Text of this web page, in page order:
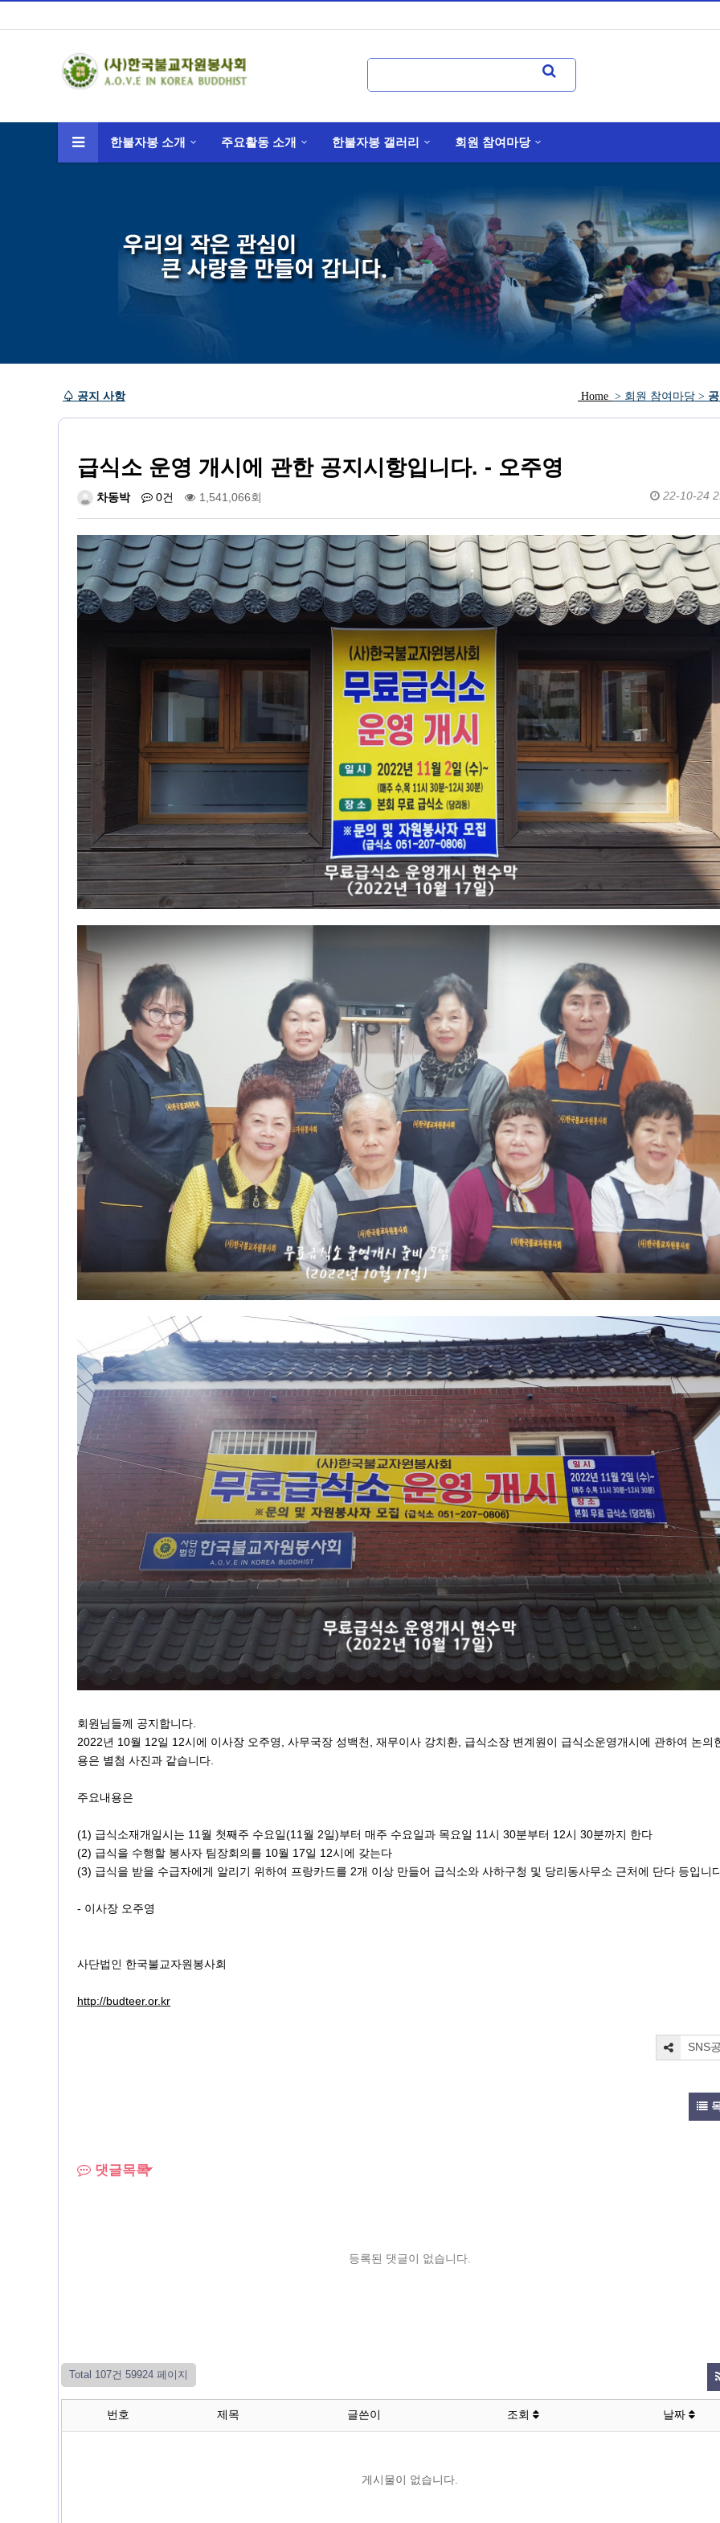
한불자봉 소개 주요활동 소개 한불자봉 갤러리 회원 참여마당
♤ 공지 사항 Home > 회원 참여마당 >
급식소 운영 개시에 관한 공지시항입니다. - 오주영
차동박 0건 1,541,066회 22-10-24
회원님들께 공지합니다.
2022년 10월 12일 12시에 이사장 오주영, 사무국장 성백천, 재무이사 강치환, 급식소장 변계원이 급식소운영개시에 관하여 논의
용은 별첨 사진과 같습니다.
주요내용은
(1) 급식소재개일시는 11월 첫째주 수요일(11월 2일)부터 매주 수요일과 목요일 11시 30분부터 12시 30분까지 한다
(2) 급식을 수행할 봉사자 팀장회의를 10월 17일 12시에 갖는다
(3) 급식을 받을 수급자에게 알리기 위하여 프랑카드를 2개 이상 만들어 급식소와 사하구청 및 당리동사무소 근처에 단다 등입니
- 이사장 오주영
사단법인 한국불교자원봉사회
http://budteer.or.kr
SNS
댓글목록
등록된 댓글이 없습니다.
Total 107건 59924 페이지
번호 제목 글쓴이 조회 날짜
게시물이 없습니다.
방문인사.